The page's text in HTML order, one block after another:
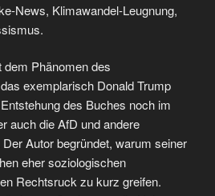
News, Klimawandel-Leugnung,
Phänomen des
exemplarisch Donald Trump
des Buches noch im
auch die AfD und andere
Autor begründet, warum seiner
eher soziologischen
Rechtsruck zu kurz greifen.